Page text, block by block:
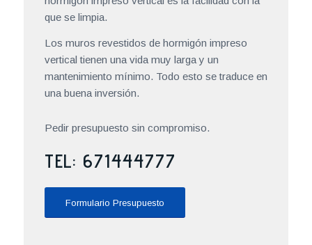
Otra gran ventajas del revestimiento con
hormigón impreso vertical es la facilidad con la
que se limpia.
Los muros revestidos de hormigón impreso
vertical tienen una vida muy larga y un
mantenimiento mínimo. Todo esto se traduce en
TEL: 671444777